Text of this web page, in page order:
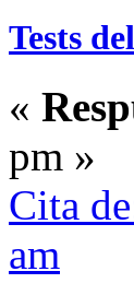
Tests
«
pm »
Cita
am